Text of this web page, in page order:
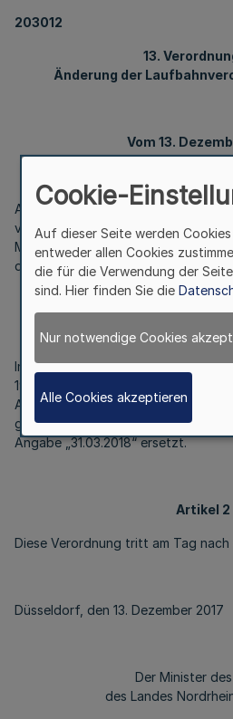
203012
13.
Änderung der
Vom 13.
Auf Grund des § 110 Absatz 2 des
vom 14. Juni 2016 (GV. NRW. S.
Ministerium des Innern im
der Finanzen:
Artikel 1
In § 27 der Laufbahnverordnung der
1995 (GV. NRW. S. 42, ber. S. 216
Artikel 13 des Gesetzes vom 7. April
geändert worden ist, wird die Angabe
Angabe „31.03.2018“ ersetzt.
Artikel 2
Diese Verordnung tritt am Tag
Düsseldorf, den 13. Dezember 2017
Der Minister
des Landes
Cookie-
Auf dieser Seite werden
entweder allen Cookies
die für die Verwendung der
sind. Hier finden Sie die
Nur notwendige Cookies
Alle Cookies akzeptieren